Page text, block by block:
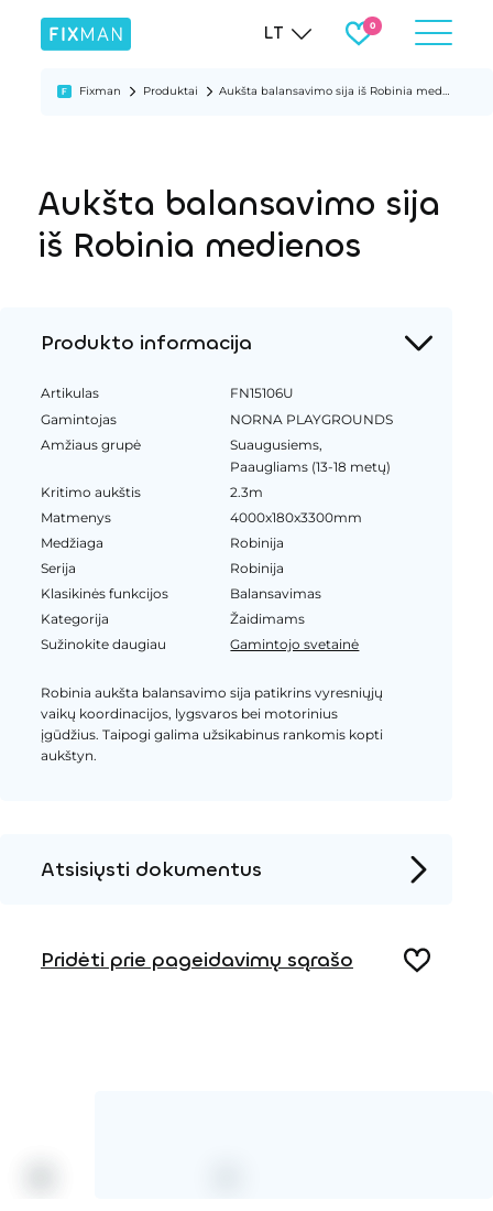
LT
Fixman Produktai Aukšta balansavimo sija iš Robinia medienos
Aukšta balansavimo sija
iš Robinia medienos
Produkto informacija
Artikulas
FN15106U
Gamintojas
NORNA PLAYGROUNDS
Amžiaus grupė
Suaugusiems,
Paaugliams (13-18 metų)
Kritimo aukštis
2.3m
Matmenys
4000x180x3300mm
Medžiaga
Robinija
Serija
Robinija
Klasikinės funkcijos
Balansavimas
Kategorija
Žaidimams
Sužinokite daugiau
Gamintojo svetainė
Robinia aukšta balansavimo sija patikrins vyresniųjų
vaikų koordinacijos, lygsvaros bei motorinius
įgūdžius. Taipogi galima užsikabinus rankomis kopti
aukštyn.
Atsisiųsti dokumentus
Pridėti prie pageidavimų sąrašo